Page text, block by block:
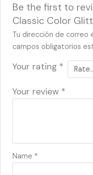
Be the first to
Classic Color
Tu dirección de correo
campos obligatorios
Your rating *
Your review *
Name *